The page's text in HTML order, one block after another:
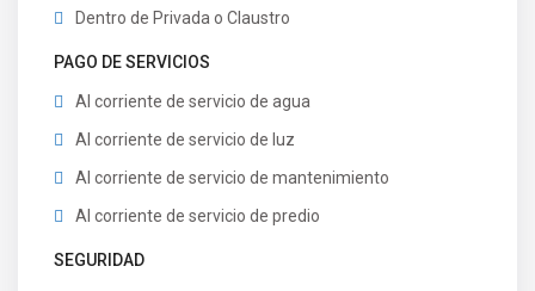
Dentro de Privada o Claustro
PAGO DE SERVICIOS
Al corriente de servicio de agua
Al corriente de servicio de luz
Al corriente de servicio de mantenimiento
Al corriente de servicio de predio
SEGURIDAD